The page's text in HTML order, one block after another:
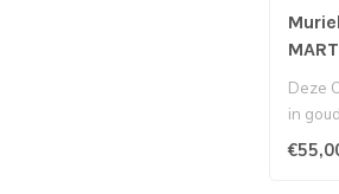
Deze
in
van